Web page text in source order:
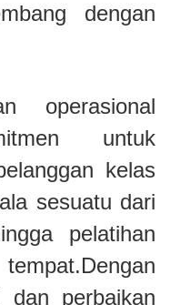
dengan
operasional
untuk
kelas
sesuatu dari
pelatihan
dan perbaikan